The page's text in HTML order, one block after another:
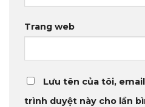
Trang web
Lưu tên của tôi,
trình duyệt này cho lần